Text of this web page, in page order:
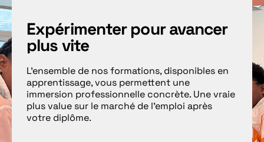
Expérimenter pour avancer
plus vite
L’ensemble de nos formations, disponibles en
apprentissage, vous permettent une
immersion professionnelle concrète. Une vraie
plus value sur le marché de l’emploi après
votre diplôme.